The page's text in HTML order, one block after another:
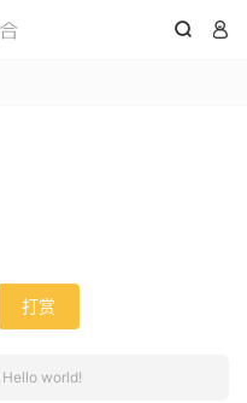
 
打赏
Hello world!